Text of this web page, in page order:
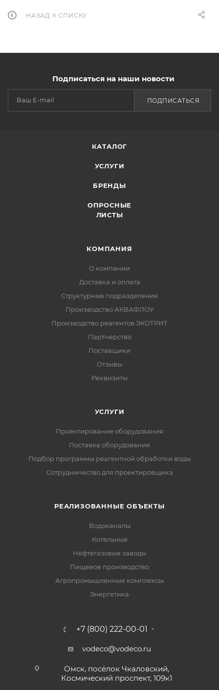
НАЗАД К СПИСКУ
Подписаться на наши новости
ПОДПИСАТЬСЯ
КАТАЛОГ
УСЛУГИ
БРЕНДЫ
ОПРОСНЫЕ
ЛИСТЫ
КОМПАНИЯ
О компании
Доставка и оплата
Структурные подразделения
Производство АКВАФЛОУ
Производство реагентов ЭКОТРИТ
Партнерство
Поставщики
Отзывы
Реквизиты
УСЛУГИ
Проектирование оборудования
Поставка оборудования
Подбор программы реагентной обработки воды
Сотрудничество для проектировщика
РЕАЛИЗОВАННЫЕ ОБЪЕКТЫ
Водоканалы
Котельные
Нефтегазовые заводы
Пищевое производство
Агропромышленные комплексы
Энергетика
+7 (800) 222-00-01
vodeco@vodeco.ru
Омск, посёлок Чкаловский,
Космический проспект, 109к1